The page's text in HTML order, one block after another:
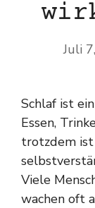
Juli
Schlaf ist
Essen,
trotzdem
Viele
wachen oft